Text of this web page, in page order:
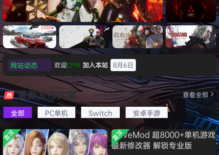
《刺客信条：黑旗 记忆重置-
虚拟机版/Assassin’s Creed
Black Flag Resynced
HYPERVISOR》免安装中文
版
《识质存
在/PRAG
MATA》
免安装中
文版
《乐高蝙
蝠侠：黑
暗骑士之
Legacy
of the
Dark
Knight》
免安装中
文版
影/Assas
sin’s
Creed
Shadow
s》免安装
版，非虚
拟机
极限竞
速：地平
线
6（Forza
Horizon
6）免安装
中文版
《原子之
心/Atomi
c
Heart》
免安装中
文版
红色沙漠-
虚拟机版
（Crimso
n Desert
HYPERVI
SOR）免
安装中文
版
生化危机
9：安魂
曲
（Reside
nt Evil
Requiem
）免安装
中文版
网站动态 欢迎e******i 加入本站 8月6日
普洱 签到获取 39 点积分
8月6日
欢迎 普洱 加入本站 8月6日
欢迎0**3 加入本站 8月6日
欢迎c***s 加入本站
8月6日
加入本站
8月6日
欢迎j***j 加入本站
8月6日
欢迎1******4 加入本站
8月5日
最新发布文章
全部 PC单机 Switch 安卓手游
查看全部
置顶 置顶